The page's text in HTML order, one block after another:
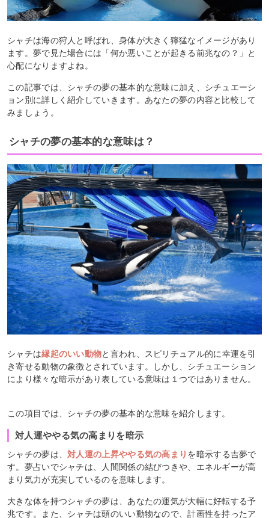
シャチは海の狩人と呼ばれ、身体が大きく獰猛なイメージがあり
ます。夢で見た場合には「何か悪いことが起きる前兆なの？」と
心配になりますよね。
この記事では、シャチの夢の基本的な意味に加え、シチュエーシ
ョン別に詳しく紹介していきます。あなたの夢の内容と比較して
みましょう。
シャチの夢の基本的な意味は？
シャチは縁起のいい動物と言われ、スピリチュアル的に幸運を引
き寄せる動物の象徴とされています。しかし、シチュエーション
により様々な暗示があり表している意味は１つではありません。
この項目では、シャチの夢の基本的な意味を紹介します。
対人運ややる気の高まりを暗示
シャチの夢は、対人運の上昇ややる気の高まり を暗示する吉夢で
す。夢占いでシャチは、人間関係の結びつきや、エネルギーが高
まり気力が充実しているのを意味します。
大きな体を持つシャチの夢は、あなたの運気が大幅に好転する予
兆です。また、シャチは頭のいい動物なので、計画性を持ったア